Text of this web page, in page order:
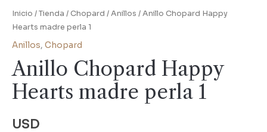
Inicio /Tienda / Chopard /Anillos / Anillo Chopard Happy
Hearts madre perla 1
Anillos, Chopard
Anillo Chopard Happy
Hearts madre perla 1
USD